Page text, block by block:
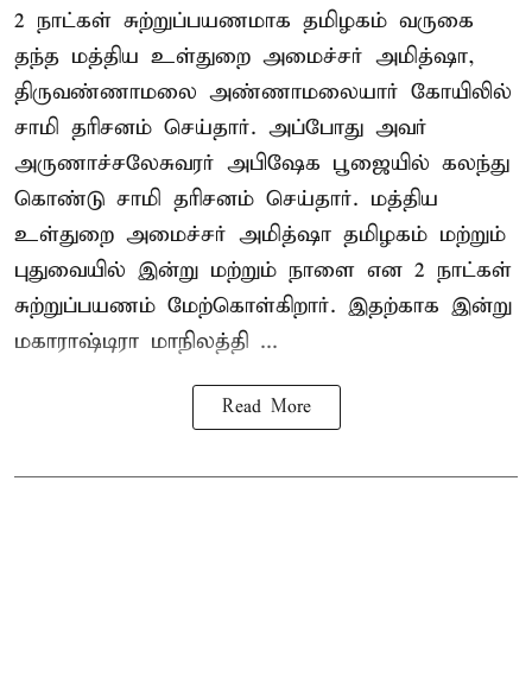
2 நாட்கள் சுற்றுப்பயணமாக தமிழகம் வருகை
தந்த மத்திய உள்துறை அமைச்சர் அமித்ஷா,
திருவண்ணாமலை அண்ணாமலையார் கோயிலில்
சாமி தரிசனம் செய்தார். அப்போது அவர்
அருணாச்சலேசுவரர் அபிஷேக பூஜையில் கலந்து
கொண்டு சாமி தரிசனம் செய்தார். மத்திய
உள்துறை அமைச்சர் அமித்ஷா தமிழகம் மற்றும்
புதுவையில் இன்று மற்றும் நாளை என 2 நாட்கள்
சுற்றுப்பயணம் மேற்கொள்கிறார். இதற்காக இன்று
மகாராஷ்டிரா மாநிலத்தி ...
Read More